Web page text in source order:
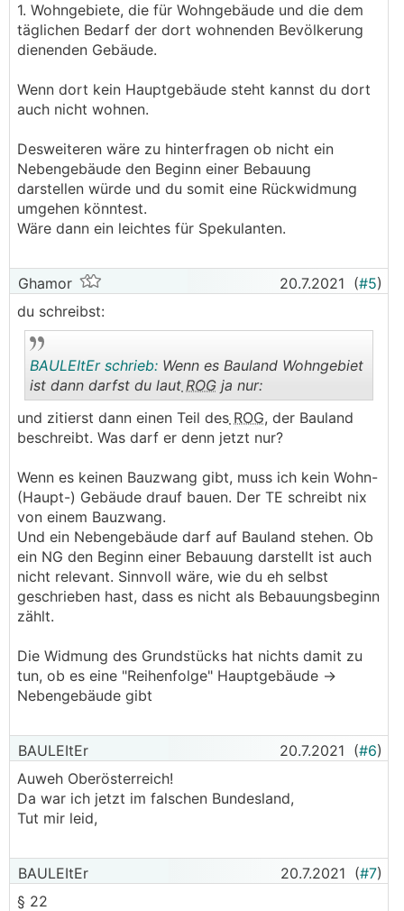
1. Wohngebiete, die für Wohngebäude und die dem
täglichen Bedarf der dort wohnenden Bevölkerung
dienenden Gebäude.
Wenn dort kein Hauptgebäude steht kannst du dort
auch nicht wohnen.
Desweiteren wäre zu hinterfragen ob nicht ein
Nebengebäude den Beginn einer Bebauung
darstellen würde und du somit eine Rückwidmung
umgehen könntest.
Wäre dann ein leichtes für Spekulanten.
Ghamor 20.7.2021 (#5)
du schreibst:
..
BAULEItEr schrieb: Wenn es Bauland Wohngebiet
ist dann darfst du laut ROG ja nur:
und zitierst dann einen Teil des ROG, der Bauland
beschreibt. Was darf er denn jetzt nur?
Wenn es keinen Bauzwang gibt, muss ich kein Wohn-
(Haupt-) Gebäude drauf bauen. Der TE schreibt nix
von einem Bauzwang.
Und ein Nebengebäude darf auf Bauland stehen. Ob
ein NG den Beginn einer Bebauung darstellt ist auch
nicht relevant. Sinnvoll wäre, wie du eh selbst
geschrieben hast, dass es nicht als Bebauungsbeginn
zählt.
Die Widmung des Grundstücks hat nichts damit zu
tun, ob es eine "Reihenfolge" Hauptgebäude ->
Nebengebäude gibt
BAULEItEr 20.7.2021 (#6)
Auweh Oberösterreich!
Da war ich jetzt im falschen Bundesland,
Tut mir leid,
BAULEItEr 20.7.2021 (#7)
§ 22